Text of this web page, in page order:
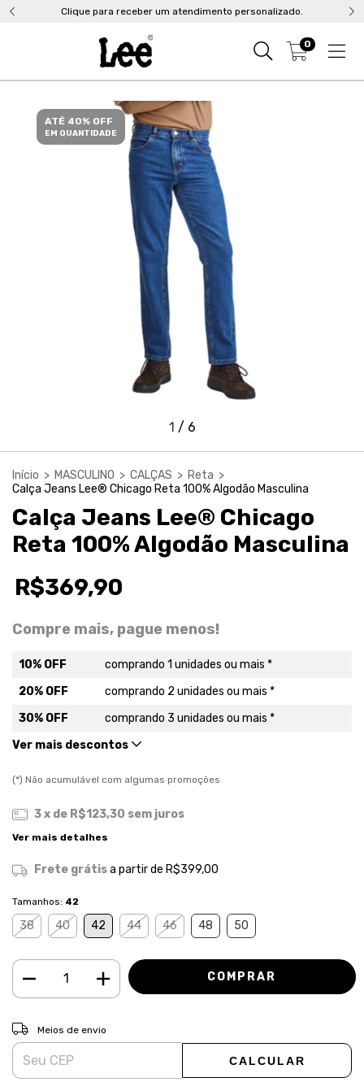
Clique para receber um atendimento personalizado.
0
ATÉ 40% OFF
EM QUANTIDADE
1 / 6
Início > MASCULINO > CALÇAS > Reta >
Calça Jeans Lee® Chicago Reta 100% Algodão Masculina
Calça Jeans Lee® Chicago
Reta 100% Algodão Masculina
R$369,90
Compre mais, pague menos!
10% OFF
comprando 1 unidades ou mais *
20% OFF
comprando 2 unidades ou mais *
30% OFF
comprando 3 unidades ou mais *
Ver mais descontos
(*) Não acumulável com algumas promoções
3x de R$123,30 sem juros
Ver mais detalhes
Frete grátisa partir de R$399,00
Tamanhos: 42
38 40 42 44 46 48 50
Entregas para o CEP:
Meios de envio
CALCULAR